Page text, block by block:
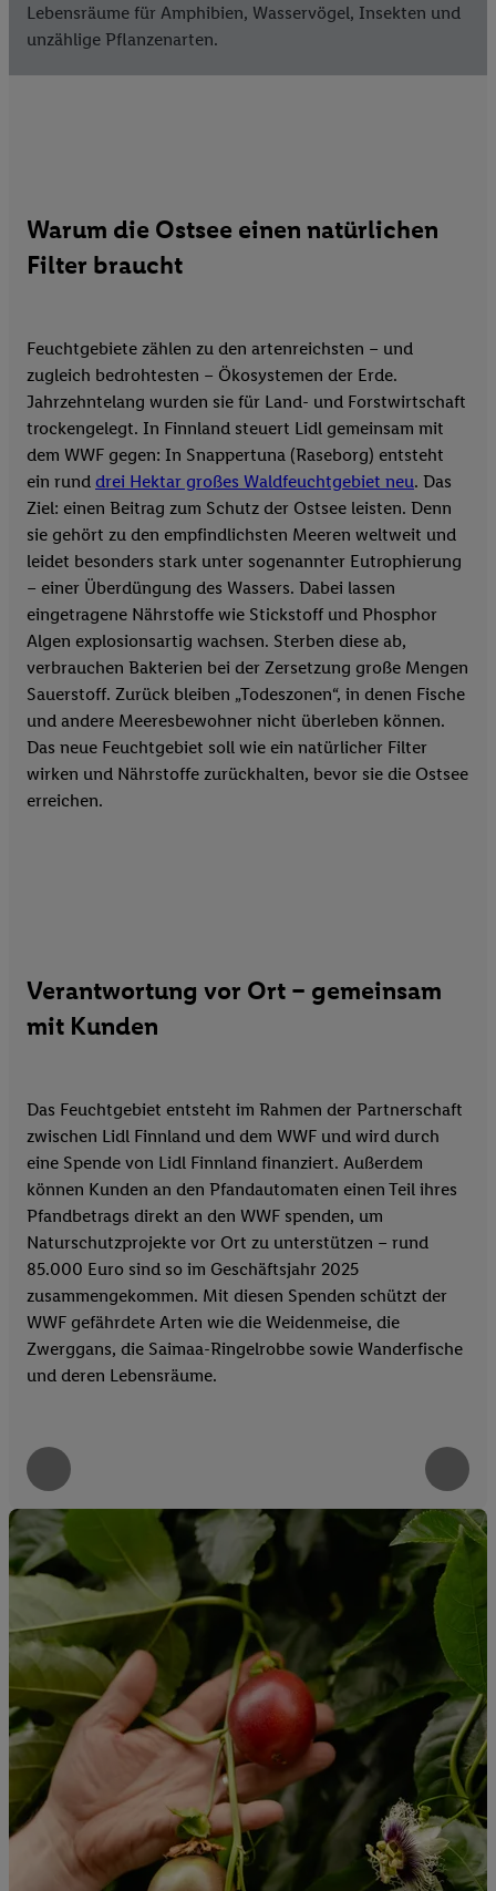
Lebensräume für Amphibien, Wasservögel, Insekten und
unzählige Pflanzenarten.
Warum die Ostsee einen natürlichen
Filter braucht
Feuchtgebiete zählen zu den artenreichsten – und
zugleich bedrohtesten – Ökosystemen der Erde.
Jahrzehntelang wurden sie für Land- und Forstwirtschaft
trockengelegt. In Finnland steuert Lidl gemeinsam mit
dem WWF gegen: In Snappertuna (Raseborg) entsteht
ein rund drei Hektar großes Waldfeuchtgebiet neu. Das
Ziel: einen Beitrag zum Schutz der Ostsee leisten. Denn
sie gehört zu den empfindlichsten Meeren weltweit und
leidet besonders stark unter sogenannter Eutrophierung
– einer Überdüngung des Wassers. Dabei lassen
eingetragene Nährstoffe wie Stickstoff und Phosphor
Algen explosionsartig wachsen. Sterben diese ab,
verbrauchen Bakterien bei der Zersetzung große Mengen
Sauerstoff. Zurück bleiben „Todeszonen“, in denen Fische
und andere Meeresbewohner nicht überleben können.
Das neue Feuchtgebiet soll wie ein natürlicher Filter
wirken und Nährstoffe zurückhalten, bevor sie die Ostsee
erreichen.
Verantwortung vor Ort – gemeinsam
mit Kunden
Das Feuchtgebiet entsteht im Rahmen der Partnerschaft
zwischen Lidl Finnland und dem WWF und wird durch
eine Spende von Lidl Finnland finanziert. Außerdem
können Kunden an den Pfandautomaten einen Teil ihres
Pfandbetrags direkt an den WWF spenden, um
Naturschutzprojekte vor Ort zu unterstützen – rund
85.000 Euro sind so im Geschäftsjahr 2025
zusammengekommen. Mit diesen Spenden schützt der
WWF gefährdete Arten wie die Weidenmeise, die
Zwerggans, die Saimaa-Ringelrobbe sowie Wanderfische
und deren Lebensräume.